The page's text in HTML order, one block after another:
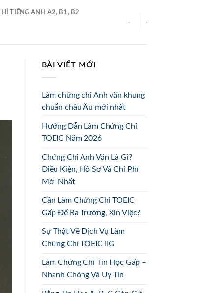
TIẾNG ANH A2, B1, B2
-
-
BÀI VIẾT MỚI
Làm chứng chỉ Anh văn khung
chuẩn châu Âu mới nhất
Hướng Dẫn Làm Chứng Chỉ
TOEIC Năm 2026
Chứng Chỉ Anh Văn Là Gì?
Điều Kiện, Hồ Sơ Và Chi Phí
Mới Nhất
Cần Làm Chứng Chỉ TOEIC
Gấp Để Ra Trường, Xin Việc?
Sự Thật Về Dịch Vụ Làm
Chứng Chỉ TOEIC IIG
Làm Chứng Chỉ Tin Học Gấp –
Nhanh Chóng Và Uy Tín